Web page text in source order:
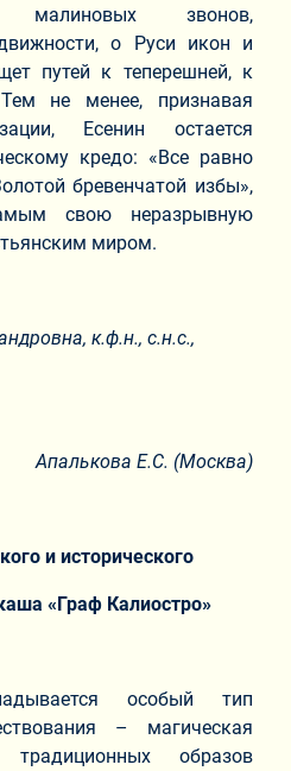
малиновых звонов,
о Руси икон и
путей к теперешней, к
не менее, признавая
Есенин остается
кредо: «Все равно
бревенчатой избы»,
свою неразрывную
миром.
к.ф.н., с.н.с.,
Апалькова Е.С. (Москва)
и исторического
«Граф Калиостро»
особый тип
– магическая
образов